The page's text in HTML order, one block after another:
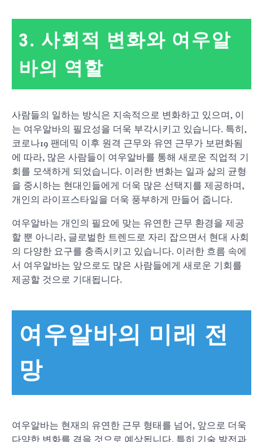
3. 사회적 변화와 여우알
바의 역할
사람들의 일하는 방식은 지속적으로 변화하고 있으며, 이
는 여우알바의 필요성을 더욱 부각시키고 있습니다. 특히,
코로나19 팬데믹 이후 원격 근무와 유연 근무가 보편화됨
에 따라, 많은 사람들이 여우알바를 통해 새로운 직업적 기
회를 모색하게 되었습니다. 이러한 변화는 일과 삶의 균형
을 중시하는 현대인들에게 더욱 많은 선택지를 제공하며,
개인의 라이프스타일을 더욱 풍부하게 만들어 줍니다.
여우알바는 개인의 필요에 맞는 유연한 근무 환경을 제공
할 뿐 아니라, 글로벌한 트렌드로 자리 잡으면서 현대 사회
의 다양한 요구를 충족시키고 있습니다. 이러한 흐름 속에
서 여우알바는 앞으로도 많은 사람들에게 새로운 기회를
제공할 것으로 기대됩니다.
여우알바의 미래 전
망
여우알바는 현재의 유연한 근무 형태를 넘어, 앞으로 더욱